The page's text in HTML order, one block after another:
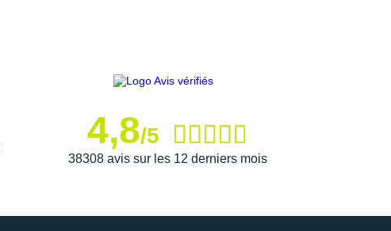
4,8/5
38308 avis sur les 12 derniers mois